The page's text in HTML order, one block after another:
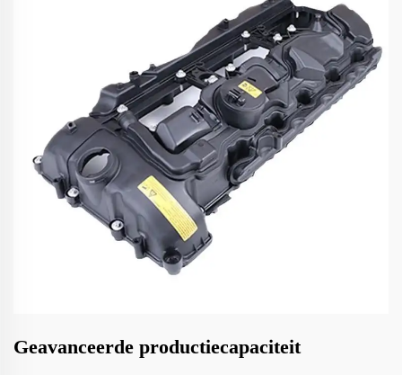
Geavanceerde productiecapaciteit